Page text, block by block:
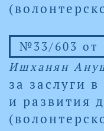
№33/603 от
Ишханян
за заслуги
и развития